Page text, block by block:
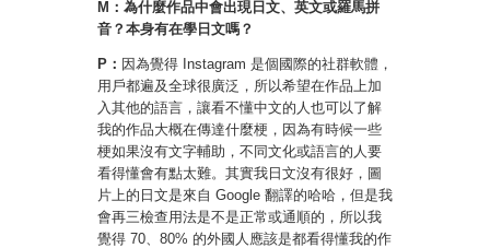
M：為什麼作品中會出現日文、英文或羅馬拼
音？本身有在學日文嗎？
P： 因為覺得 Instagram 是個國際的社群軟體，
用戶都遍及全球很廣泛，所以希望在作品上加
入其他的語言，讓看不懂中文的人也可以了解
我的作品大概在傳達什麼梗，因為有時候一些
梗如果沒有文字輔助，不同文化或語言的人要
看得懂會有點太難。其實我日文沒有很好，圖
片上的日文是來自 Google 翻譯的哈哈，但是我
會再三檢查用法是不是正常或通順的，所以我
覺得 70、80% 的外國人應該是都看得懂我的作